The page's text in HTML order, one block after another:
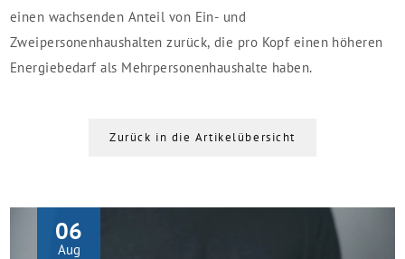
einen wachsenden Anteil von Ein- und
Zweipersonenhaushalten zurück, die pro Kopf einen höheren
Energiebedarf als Mehrpersonenhaushalte haben.
Zurück in die Artikelübersicht
06
Aug